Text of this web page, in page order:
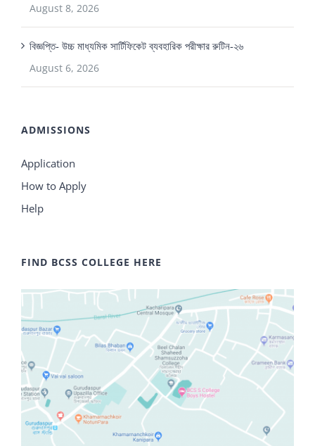
August 8, 2026
বিজ্ঞপ্তি- উচ্চ মাধ্যমিক সার্টিফিকেট ব্যবহারিক পরীক্ষার রুটিন-২৬
August 6, 2026
ADMISSIONS
Application
How to Apply
Help
FIND BCSS COLLEGE HERE